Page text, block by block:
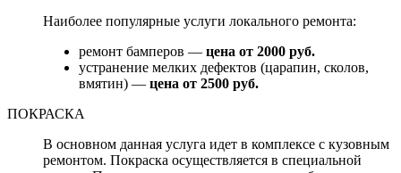
Наиболее популярные услуги локального ремонта:
ремонт бамперов — цена от 2000 руб.
устранение мелких дефектов (царапин, сколов,
вмятин) — цена от 2500 руб.
ПОКРАСКА
В основном данная услуга идет в комплексе с кузовным
ремонтом. Покраска осуществляется в специальной